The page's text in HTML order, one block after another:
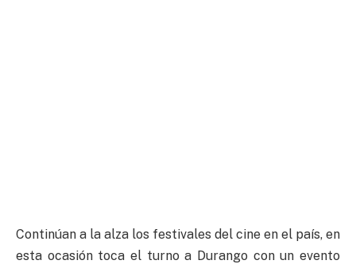
Continúan a la alza los festivales del cine en el país, en
esta ocasión toca el turno a Durango con un evento